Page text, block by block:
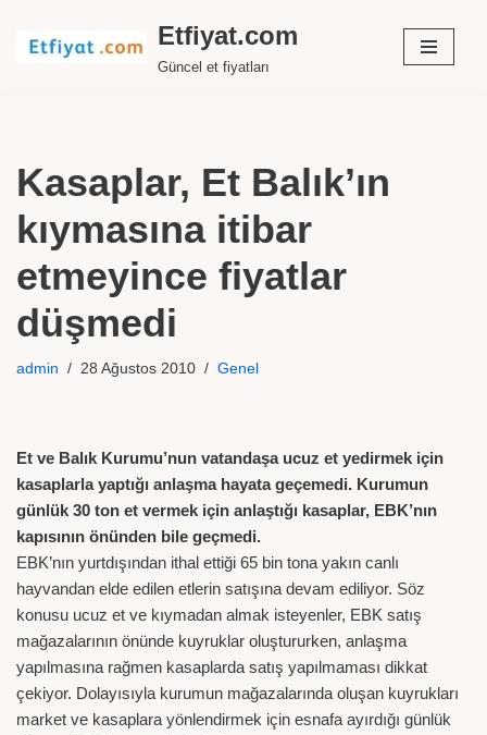
İçeriğe
Etfiyat.com
Güncel et fiyatları
Kasaplar, Et Balık’ın
kıymasına itibar
etmeyince fiyatlar
düşmedi
admin 28 Ağustos 2010 Genel
Et ve Balık Kurumu’nun vatandaşa ucuz et yedirmek için
kasaplarla yaptığı anlaşma hayata geçemedi. Kurumun
günlük 30 ton et vermek için anlaştığı kasaplar, EBK’nın
kapısının önünden bile geçmedi.
EBK’nın yurtdışından ithal ettiği 65 bin tona yakın canlı
hayvandan elde edilen etlerin satışına devam ediliyor. Söz
konusu ucuz et ve kıymadan almak isteyenler, EBK satış
mağazalarının önünde kuyruklar oluştururken, anlaşma
yapılmasına rağmen kasaplarda satış yapılmaması dikkat
çekiyor. Dolayısıyla kurumun mağazalarında oluşan kuyrukları
market ve kasaplara yönlendirmek için esnafa ayırdığı günlük